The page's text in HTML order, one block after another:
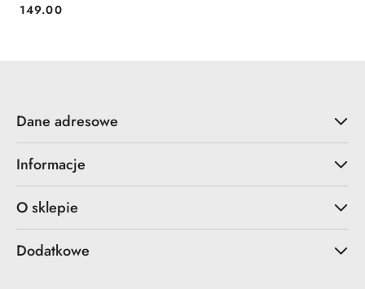
Cena:
149.00
Dane adresowe
Informacje
O sklepie
Dodatkowe